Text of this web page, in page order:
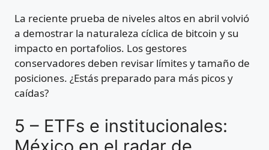
La reciente prueba de niveles altos en abril volvió
a demostrar la naturaleza cíclica de bitcoin y su
impacto en portafolios. Los gestores
conservadores deben revisar límites y tamaño de
posiciones. ¿Estás preparado para más picos y
caídas?
5 – ETFs e institucionales: